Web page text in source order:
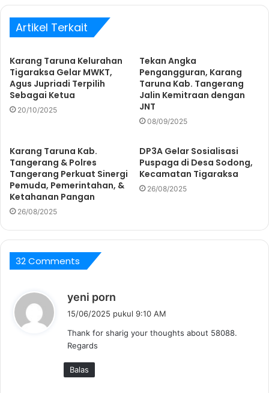
Artikel Terkait
Karang Taruna Kelurahan
Tigaraksa Gelar MWKT,
Agus Jupriadi Terpilih
Sebagai Ketua
20/10/2025
Tekan Angka
Pengangguran, Karang
Taruna Kab. Tangerang
Jalin Kemitraan dengan
JNT
08/09/2025
Karang Taruna Kab.
Tangerang & Polres
Tangerang Perkuat Sinergi
Pemuda, Pemerintahan, &
Ketahanan Pangan
26/08/2025
DP3A Gelar Sosialisasi
Puspaga di Desa Sodong,
Kecamatan Tigaraksa
26/08/2025
32 Comments
yeni porn
k
15/06/2025 pukul 9:10 AM
Thank for sharig your thoughts about 58088.
Regards
Balas